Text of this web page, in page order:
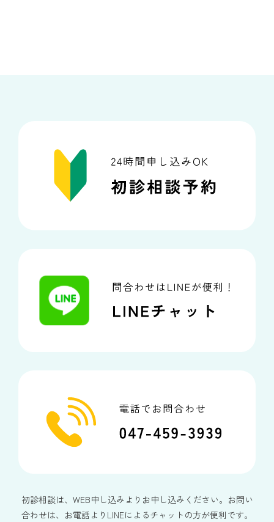
初診相談は、WEB申し込みよりお申し込みください。お問い
合わせは、お電話よりLINEによるチャットの方が便利です。